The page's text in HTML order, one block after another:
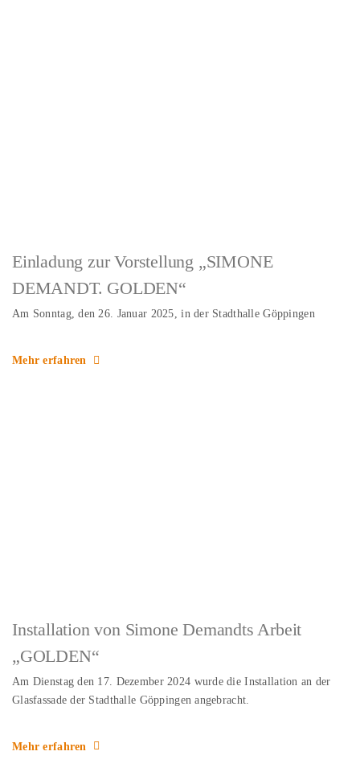
Einladung zur Vorstellung „SIMONE
DEMANDT. GOLDEN“
Am Sonntag, den 26. Januar 2025, in der Stadthalle Göppingen
Mehr erfahren
Installation von Simone Demandts Arbeit
„GOLDEN“
Am Dienstag den 17. Dezember 2024 wurde die Installation an der
Glasfassade der Stadthalle Göppingen angebracht.
Mehr erfahren